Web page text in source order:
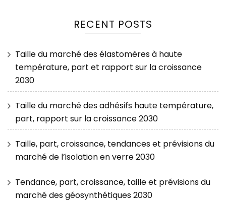
RECENT POSTS
Taille du marché des élastomères à haute
température, part et rapport sur la croissance
2030
Taille du marché des adhésifs haute température,
part, rapport sur la croissance 2030
Taille, part, croissance, tendances et prévisions du
marché de l’isolation en verre 2030
Tendance, part, croissance, taille et prévisions du
marché des géosynthétiques 2030